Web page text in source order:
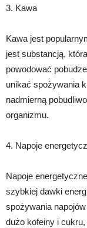
3. Kawa
Kawa jest
jest substancją,
powodować
unikać spożywania
nadmierną
organizmu.
4. Napoje
Napoje
szybkiej dawki
spożywania
dużo kofeiny i